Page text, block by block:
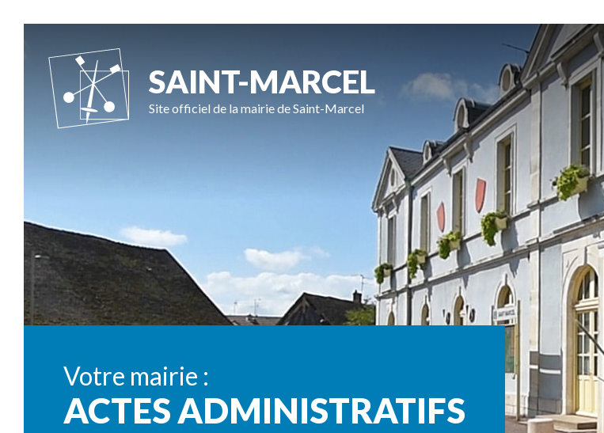
SAINT-MARCEL
Site officiel de la mairie de Saint-Marcel
Votre mairie :
ACTES ADMINISTRATIFS